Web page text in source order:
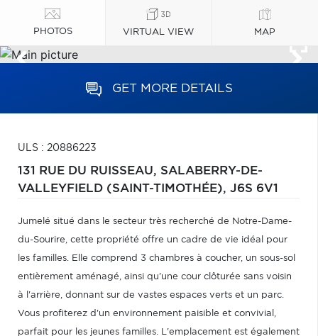
PHOTOS VIRTUAL VIEW MAP
GET MORE DETAILS
ULS : 20886223
131 RUE DU RUISSEAU, SALABERRY-DE-
VALLEYFIELD (SAINT-TIMOTHÉE), J6S 6V1
Jumelé situé dans le secteur très recherché de Notre-Dame-
du-Sourire, cette propriété offre un cadre de vie idéal pour
les familles. Elle comprend 3 chambres à coucher, un sous-sol
entièrement aménagé, ainsi qu'une cour clôturée sans voisin
à l'arrière, donnant sur de vastes espaces verts et un parc.
Vous profiterez d'un environnement paisible et convivial,
parfait pour les jeunes familles. L'emplacement est également